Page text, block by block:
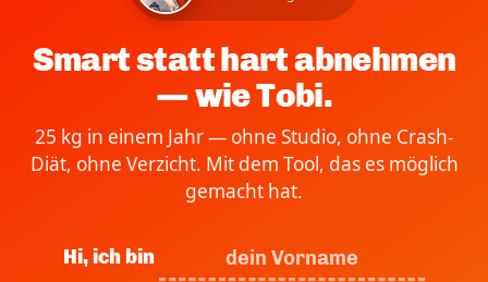
Smart statt hart abnehmen
— wie Tobi.
25 kg in einem Jahr — ohne Studio, ohne Crash-
Diät, ohne Verzicht. Mit dem Tool, das es möglich
gemacht hat.
Hi, ich bin